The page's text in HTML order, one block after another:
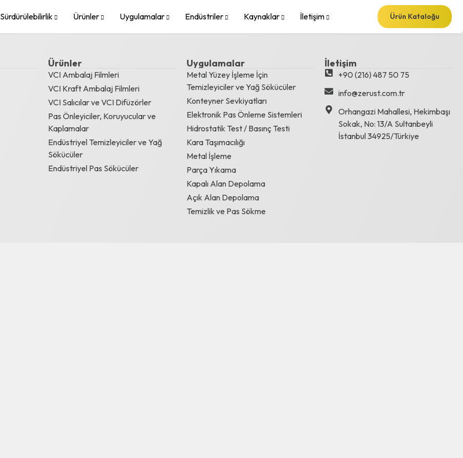
Sürdürülebilirlik Ürünler Uygulamalar Endüstriler Kaynaklar İletişim Ürün Kataloğu
Ürünler
VCI Ambalaj Filmleri
VCI Kraft Ambalaj Filmleri
VCI Salıcılar ve VCI Difüzörler
Pas Önleyiciler, Koruyucular ve
Kaplamalar
Endüstriyel Temizleyiciler ve Yağ
Sökücüler
Endüstriyel Pas Sökücüler
Uygulamalar
Metal Yüzey İşleme İçin
Temizleyiciler ve Yağ Sökücüler
Konteyner Sevkiyatları
Elektronik Pas Önleme Sistemleri
Hidrostatik Test / Basınç Testi
Kara Taşımacılığı
Metal İşleme
Parça Yıkama
Kapalı Alan Depolama
Açık Alan Depolama
Temizlik ve Pas Sökme
İletişim
+90 (216) 487 50 75
info@zerust.com.tr
Orhangazi Mahallesi, Hekimbaşı
Sokak, No: 13/A Sultanbeyli
İstanbul 34925/Türkiye